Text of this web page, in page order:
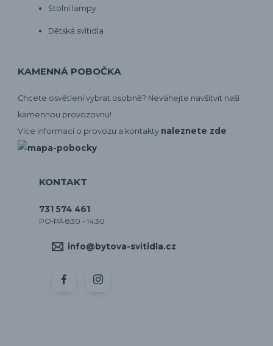
Stolní lampy
Dětská svítidla
KAMENNÁ POBOČKA
Chcete osvětlení vybrat osobně? Neváhejte navšítvit naší
kamennou provozovnu!
Více informací o provozu a kontakty naleznete zde
KONTAKT
731 574 461
PO-PÁ 8:30 - 14:30
info@bytova-svitidla.cz